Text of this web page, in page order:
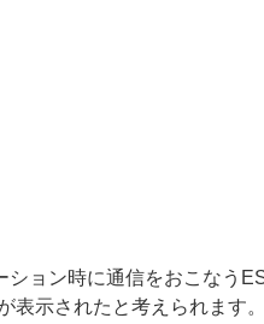
ション時に通信をおこなう
表示されたと考えられます